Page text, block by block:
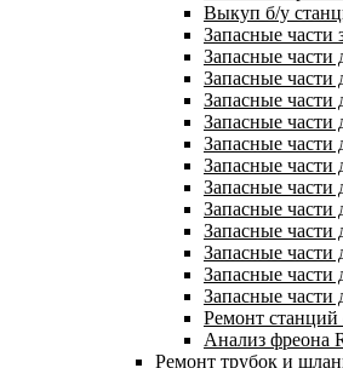
Выкуп б/у
Запасные
Запасные части
Запасные
Запасные части
Запасные части
Запасные
Запасные части
Запасные части
Запасные части
Запасные части
Запасные части
Запасные части
Запасные части
Ремонт станций
Анализ фреона
Ремонт трубок и